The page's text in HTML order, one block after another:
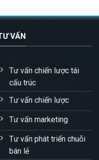
VẤN
Tư vấn chiến lược tái
cấu trúc
Tư vấn chiến lược
Tư vấn marketing
Tư vấn phát triển chuỗi
bán lẻ